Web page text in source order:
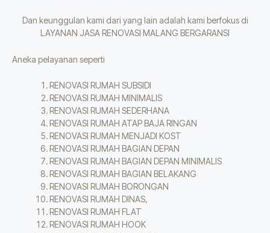
Dan keunggulan kami dari yang lain adalah kami berfokus di
LAYANAN JASA RENOVASI MALANG BERGARANSI
Aneka pelayanan seperti
RENOVASI RUMAH SUBSIDI
RENOVASI RUMAH MINIMALIS
RENOVASI RUMAH SEDERHANA
RENOVASI RUMAH ATAP BAJA RINGAN
RENOVASI RUMAH MENJADI KOST
RENOVASI RUMAH BAGIAN DEPAN
RENOVASI RUMAH BAGIAN DEPAN MINIMALIS
RENOVASI RUMAH BAGIAN BELAKANG
RENOVASI RUMAH BORONGAN
RENOVASI RUMAH DINAS,
RENOVASI RUMAH FLAT
RENOVASI RUMAH HOOK